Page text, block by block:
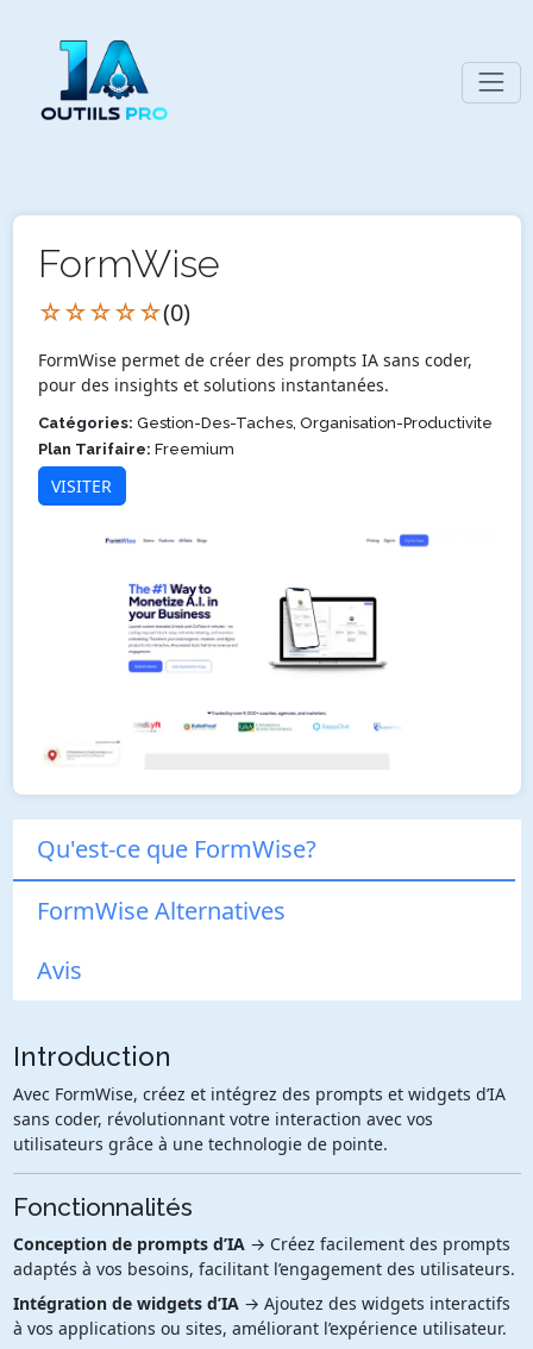
FormWise
☆☆☆☆☆(0)
FormWise permet de créer des prompts IA sans coder,
pour des insights et solutions instantanées.
Catégories: Gestion-Des-Taches, Organisation-Productivite
Plan Tarifaire: Freemium
VISITER
Qu'est-ce que FormWise?
FormWise Alternatives
Avis
Introduction
Avec FormWise, créez et intégrez des prompts et widgets d’IA
sans coder, révolutionnant votre interaction avec vos
utilisateurs grâce à une technologie de pointe.
Fonctionnalités
Conception de prompts d’IA→ Créez facilement des prompts
adaptés à vos besoins, facilitant l’engagement des utilisateurs.
Intégration de widgets d’IA→ Ajoutez des widgets interactifs
à vos applications ou sites, améliorant l’expérience utilisateur.